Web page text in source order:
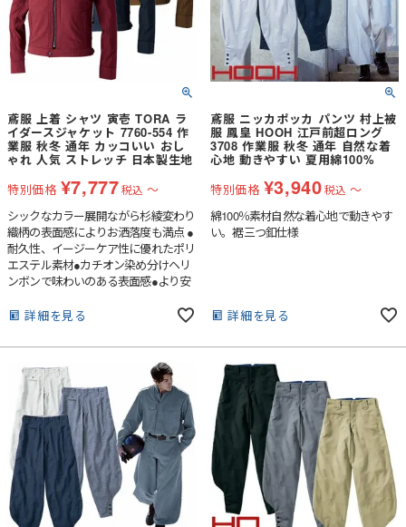
鳶服 上着 シャツ 寅壱 TORA ラ
イダースジャケット 7760-554 作
業服 秋冬 通年 カッコいい おし
ゃれ 人気 ストレッチ 日本製生地
特別価格 ¥7,777税込 〜
シックなカラー展開ながら杉綾変わり
織柄の表面感によりお洒落度も満点 ●
耐久性、イージーケア性に優れたポリ
エステル素材●カチオン染め分けヘリ
ンボンで味わいのある表面感●より安
詳細を見る
鳶服 ニッカポッカ パンツ 村上被
服 鳳皇 HOOH 江戸前超ロング
3708 作業服 秋冬 通年 自然な着
心地 動きやすい 夏用綿100%
特別価格 ¥3,940税込 〜
綿100％素材自然な着心地で動きやす
い。裾三つ釦仕様
詳細を見る